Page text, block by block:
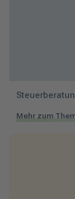
Mehr zum